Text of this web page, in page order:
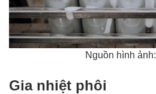
Nguồn hình ảnh:
Gia nhiệt phôi